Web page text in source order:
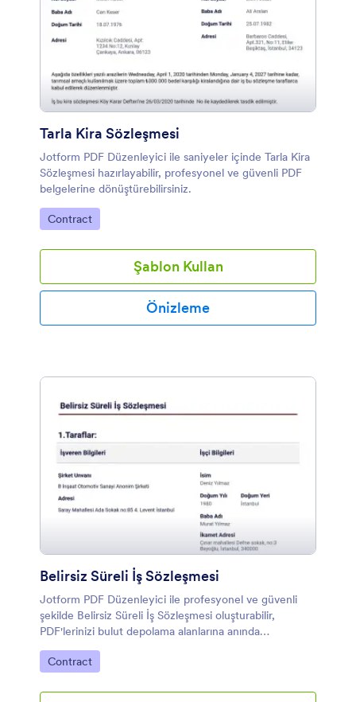
Tarla Kira Sözleşmesi
Jotform PDF Düzenleyici ile saniyeler içinde Tarla Kira
Sözleşmesi hazırlayabilir, profesyonel ve güvenli PDF
belgelerine dönüştürebilirsiniz.
Kategoriye git:
Contract
Şablon Kullan
Önizleme
Belirsiz Süreli İş Sözleşmesi
Jotform PDF Düzenleyici ile profesyonel ve güvenli
şekilde Belirsiz Süreli İş Sözleşmesi oluşturabilir,
PDF'lerinizi bulut depolama alanlarına anında
gönderebilirsiniz.
Kategoriye git:
Contract